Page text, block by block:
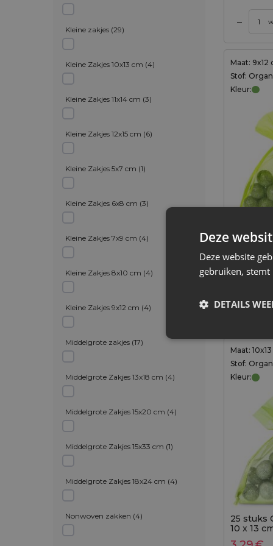
Kleine zakjes (29)
Kleine Zakjes 10x13 cm (4)
Kleine Zakjes 11x14 cm (3)
Kleine Zakjes 12x15 cm (6)
Kleine Zakjes 5x7 cm (1)
Kleine Zakjes 6x8 cm (3)
Kleine Zakjes 7x9 cm (4)
Kleine Zakjes 8x10 cm (4)
Kleine Zakjes 9x12 cm (4)
Middelgrote zakjes (17)
Middelgrote Zakjes 13x18 cm (4)
Middelgrote Zakjes 15x20 cm (4)
Middelgrote Zakjes 15x33 cm (1)
Middelgrote Zakjes 18x24 cm (4)
Nonwoven zakken (4)
–
Maat: 9x12
Stof:
Kleur:
25 stuks
x 12 cm
2,99 €
Toevoegen aan winkelwagen
Maat:
Stof:
Kleur:
25 stuks
10 x 13
Deze
Deze website
gebruiken,
DETAILS